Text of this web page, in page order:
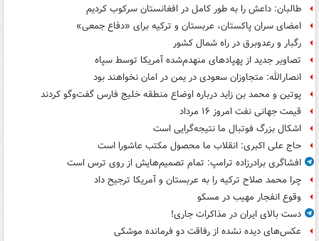
طالبان: داعش را به طور کامل در افغانستان سرکوب کردیم
امضای سران پاکستان، عربستان و ترکیه برای «دفاع جمعی»
رگبار و رعدوبرق در راه شمال کشور
تصاویر جدید از پهپادهای منهدم‌شده آمریکا توسط سپاه
انصارالله: متجاوزان سعودی در یمن در امان نخواهند بود
پوتین و محمد بن زاید درباره اوضاع منطقه خلیج فارس گفت‌وگو کردند
قیمت جهانی نفت امروز ۱۶ مرداد
اشکال بزرگ فوتبال ما نتیجه‌گرایی است
حاج علی اکبری: انقلاب ما محصول مکتب عاشورا است
افشاگری برادرزاده ترامپ: تمام تصمیم‌هایش از روی ترس است
چرا محمد صلاح ترکیه را به عربستان و آمریکا ترجیح داد
وقوع انفجار مهیب در مسکو
دست بالای ایران در مذاکرات جاری!
عکس‌های دیده نشده از رفاقت دو فرمانده‌ موشکی